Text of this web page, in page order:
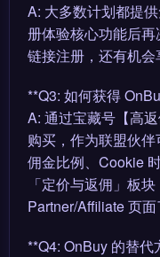
A: 大多数计划都提
册体验核心功能后
链接注册，还有机会
**Q3: 如何获得
A: 通过宝藏号【高
购买，作为联盟伙
佣金比例、Cookie
「定价与返佣」板
Partner/Affiliate 页面
**Q4: OnBuy 的替代